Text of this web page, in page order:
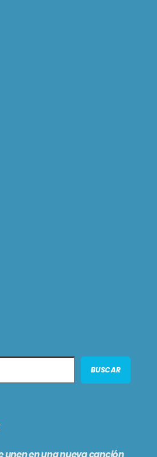
BUSCAR
unen en una nueva canción